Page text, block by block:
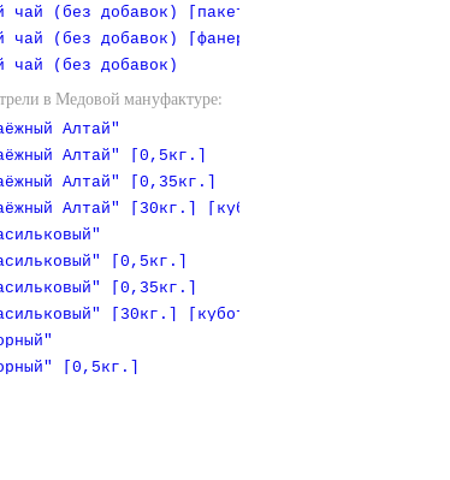
чай (без добавок) [пакет 1 кг]
чай (без добавок) [фанерная коробочка]
чай (без добавок)
в Медовой мануфактуре:
Алтай"
Алтай" [0,5кг.]
Алтай" [0,35кг.]
Алтай" [30кг.] [куботейнер]
[0,5кг.]
[0,35кг.]
[30кг.] [куботейнер]
[0,5кг.]